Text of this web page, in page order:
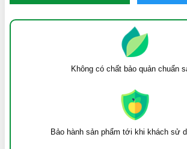
Không có chất bảo quản chuẩn
Bảo hành sản phẩm tới khi khách sử